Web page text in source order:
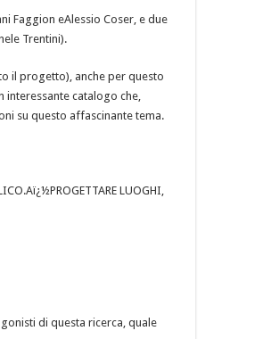
Faggion eAlessio Coser, e due
Trentini).
il progetto), anche per questo
catalogo che,
su questo affascinante tema.
LUOGHI,
di questa ricerca, quale